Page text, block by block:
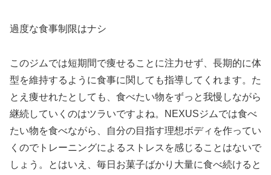
過度な食事制限はナシ
このジムでは短期間で痩せることに注力せず、長期的に体
型を維持するように食事に関しても指導してくれます。た
とえ痩せれたとしても、食べたい物をずっと我慢しながら
継続していくのはツラいですよね。NEXUSジムでは食べ
たい物を食べながら、自分の目指す理想ボディを作ってい
くのでトレーニングによるストレスを感じることはないで
しょう。とはいえ、毎日お菓子ばかり大量に食べ続けると